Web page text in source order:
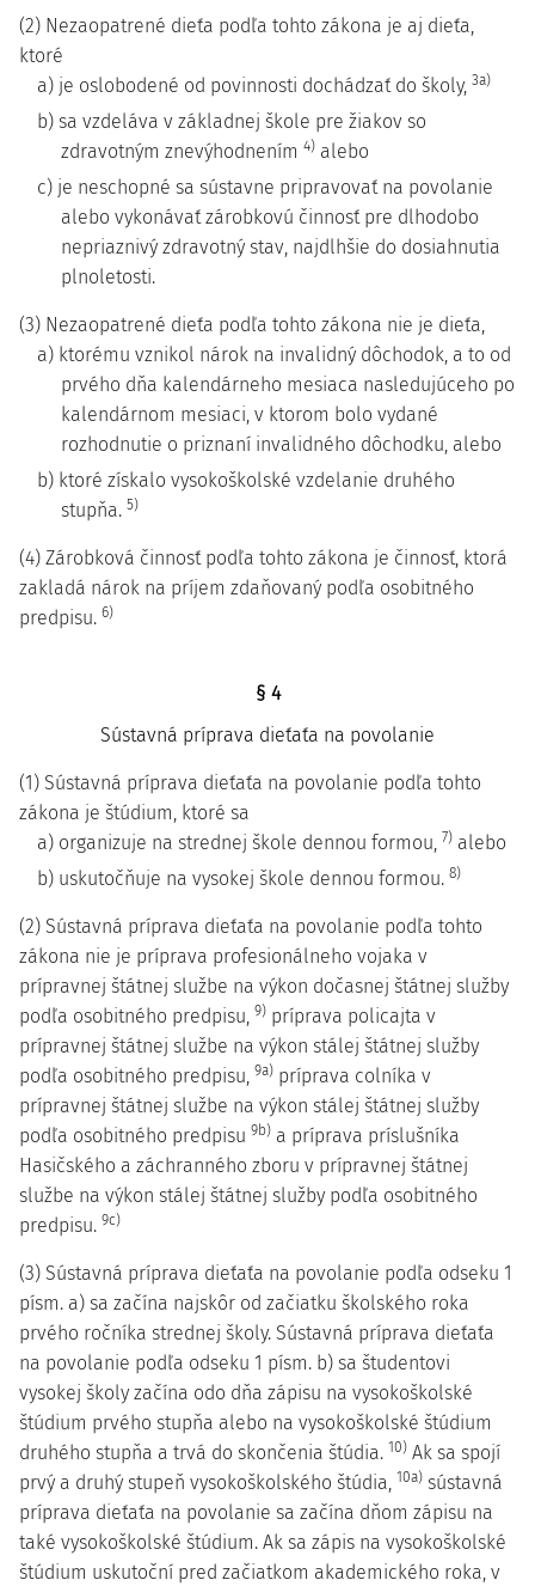
(2) Nezaopatrené dieťa podľa tohto zákona je aj dieťa,
ktoré
a) je oslobodené od povinnosti dochádzať do školy, 3a)
b) sa vzdeláva v základnej škole pre žiakov so
zdravotným znevýhodnením 4) alebo
c) je neschopné sa sústavne pripravovať na povolanie
alebo vykonávať zárobkovú činnosť pre dlhodobo
nepriaznivý zdravotný stav, najdlhšie do dosiahnutia
plnoletosti.
(3) Nezaopatrené dieťa podľa tohto zákona nie je dieťa,
a) ktorému vznikol nárok na invalidný dôchodok, a to od
prvého dňa kalendárneho mesiaca nasledujúceho po
kalendárnom mesiaci, v ktorom bolo vydané
rozhodnutie o priznaní invalidného dôchodku, alebo
b) ktoré získalo vysokoškolské vzdelanie druhého
stupňa. 5)
(4) Zárobková činnosť podľa tohto zákona je činnosť, ktorá
zakladá nárok na príjem zdaňovaný podľa osobitného
predpisu. 6)
§ 4
Sústavná príprava dieťaťa na povolanie
(1) Sústavná príprava dieťaťa na povolanie podľa tohto
zákona je štúdium, ktoré sa
a) organizuje na strednej škole dennou formou, 7) alebo
b) uskutočňuje na vysokej škole dennou formou. 8)
(2) Sústavná príprava dieťaťa na povolanie podľa tohto
zákona nie je príprava profesionálneho vojaka v
prípravnej štátnej službe na výkon dočasnej štátnej služby
podľa osobitného predpisu, 9) príprava policajta v
prípravnej štátnej službe na výkon stálej štátnej služby
podľa osobitného predpisu, 9a) príprava colníka v
prípravnej štátnej službe na výkon stálej štátnej služby
podľa osobitného predpisu 9b) a príprava príslušníka
Hasičského a záchranného zboru v prípravnej štátnej
službe na výkon stálej štátnej služby podľa osobitného
predpisu. 9c)
(3) Sústavná príprava dieťaťa na povolanie podľa odseku 1
písm. a) sa začína najskôr od začiatku školského roka
prvého ročníka strednej školy. Sústavná príprava dieťaťa
na povolanie podľa odseku 1 písm. b) sa študentovi
vysokej školy začína odo dňa zápisu na vysokoškolské
štúdium prvého stupňa alebo na vysokoškolské štúdium
druhého stupňa a trvá do skončenia štúdia. 10) Ak sa spojí
prvý a druhý stupeň vysokoškolského štúdia, 10a) sústavná
príprava dieťaťa na povolanie sa začína dňom zápisu na
také vysokoškolské štúdium. Ak sa zápis na vysokoškolské
štúdium uskutoční pred začiatkom akademického roka, v